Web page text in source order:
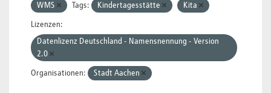
WMS Tags: Kindertagesstätte Kita
Lizenzen:
Datenlizenz Deutschland - Namensnennung - Version
2.0
Organisationen: Stadt Aachen